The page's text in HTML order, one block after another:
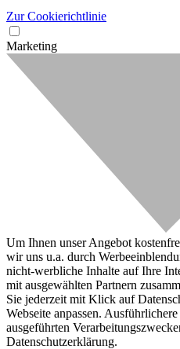
Zur Cookierichtlinie
Marketing
Um Ihnen unser Angebot
wir uns u.a. durch
nicht-werbliche Inhalte auf Ihre
mit ausgewählten Partnern
Sie jederzeit mit Klick auf
Webseite anpassen.
ausgeführten
Datenschutzerklärung.